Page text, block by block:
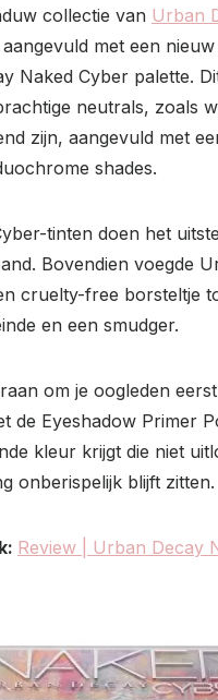
collectie van Urban
met een
Naked Cyber palette.
neutrals, zoals
zijn, aangevuld met
shades.
tinten doen het
Bovendien voegde
cruelty-free borsteltje
en een smudger.
om je oogleden
de Eyeshadow Primer
kleur krijgt die niet
onberispelijk blijft zitten.
Review | Urban Decay